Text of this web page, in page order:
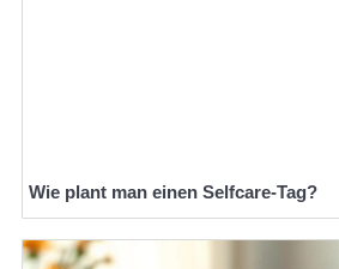
Wie plant man einen Selfcare-Tag?